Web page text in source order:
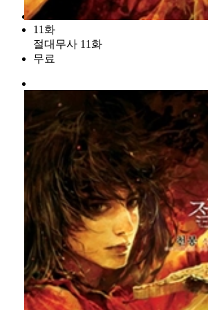
11화
절대무사 11화
무료